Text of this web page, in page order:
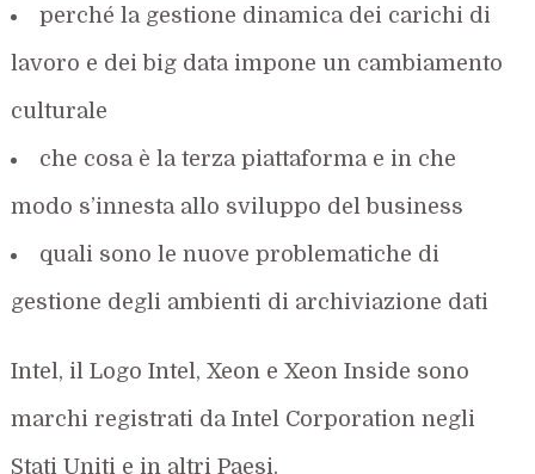
perché la gestione dinamica dei carichi di
lavoro e dei big data impone un cambiamento
culturale
che cosa è la terza piattaforma e in che
modo s’innesta allo sviluppo del business
quali sono le nuove problematiche di
gestione degli ambienti di archiviazione dati
Intel, il Logo Intel, Xeon e Xeon Inside sono
marchi registrati da Intel Corporation negli
Stati Uniti e in altri Paesi.